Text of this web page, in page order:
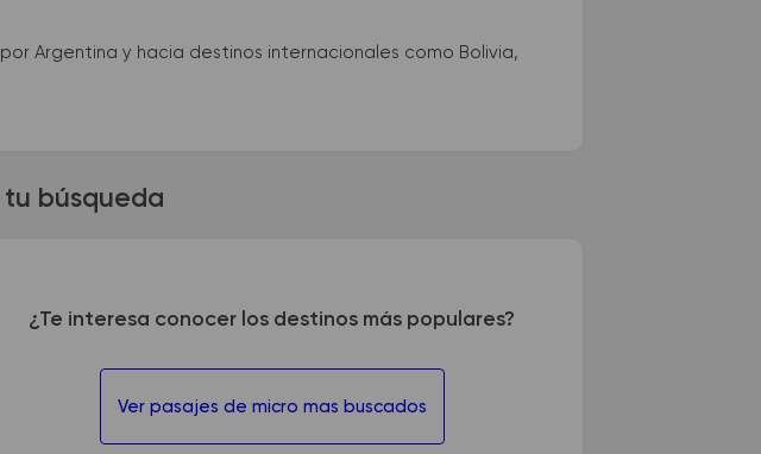
Argentina y hacia destinos internacionales como Bolivia,
tu búsqueda
¿Te interesa conocer los destinos más populares?
Ver pasajes de micro mas buscados